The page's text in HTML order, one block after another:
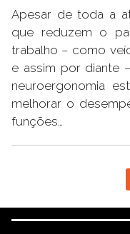
Apesar de toda a
que reduzem o
trabalho – como
e assim por diante
neuroergonomia
melhorar o
funções…